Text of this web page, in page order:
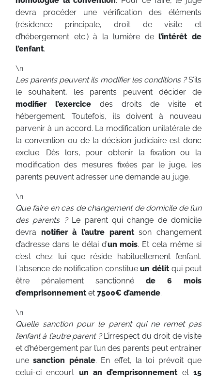
devra procéder une vérification des éléments
(résidence principale, droit de visite et
d’hébergement etc.) à la lumière del’intérêt de
l’enfant.
\n
Les parents peuvent ils modifier les conditions ?S’ils
le souhaitent, les parents peuvent décider de
modifier l’exercicedes droits de visite et
hébergement. Toutefois, ils doivent à nouveau
parvenir à un accord. La modification unilatérale de
la convention ou de la décision judiciaire est donc
exclue. Dès lors, pour obtenir la fixation ou la
modification des mesures fixées par le juge, les
parents peuvent adresser une demande au juge.
\n
Que faire en cas de changement de domicile de l’un
des parents ?Le parent qui change de domicile
devra notifier à l’autre parentson changement
d’adresse dans le délai d’un mois. Et cela même si
c’est chez lui que réside habituellement l’enfant.
L’absence de notification constitueun délitqui peut
être pénalement sanctionné de 6 mois
d’emprisonnementet 7500€ d’amende.
\n
Quelle sanction pour le parent qui ne remet pas
l’enfant à l’autre parent ?L’irrespect du droit de visite
et d’hébergement par l’un des parents peut entrainer
unesanction pénale. En effet, la loi prévoit que
celui-ci encourt un an d’emprisonnementet15